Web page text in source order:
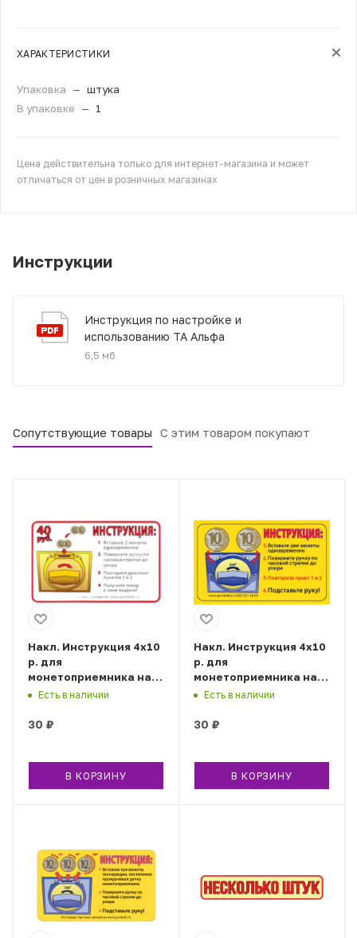
ХАРАКТЕРИСТИКИ
Упаковка — штука
В упаковке
— 1
Цена действительна только для интернет-магазина и может
отличаться от цен в розничных магазинах
Инструкции
Инструкция по настройке и
использованию ТА Альфа
6,5 мб
Сопутствующие товары С этим товаром покупают
Накл. Инструкция 4х10
р. для
монетоприемника на
180 градусов
Есть в наличии
30 ₽
В КОРЗИНУ
Накл. Инструкция 4х10
р. для
монетоприемника на
360 градусов
Есть в наличии
30 ₽
В КОРЗИНУ